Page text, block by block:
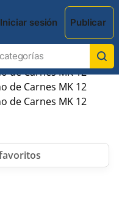
Iniciar sesión Publicar